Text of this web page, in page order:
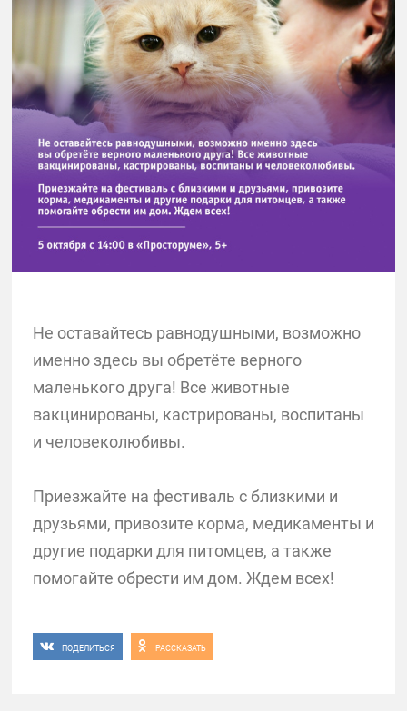
Не оставайтесь равнодушными, возможно
именно здесь вы обретёте верного
маленького друга! Все животные
вакцинированы, кастрированы, воспитаны
и человеколюбивы.
Приезжайте на фестиваль с близкими и
друзьями, привозите корма, медикаменты и
другие подарки для питомцев, а также
помогайте обрести им дом. Ждем всех!
ПОДЕЛИТЬСЯ РАССКАЗАТЬ